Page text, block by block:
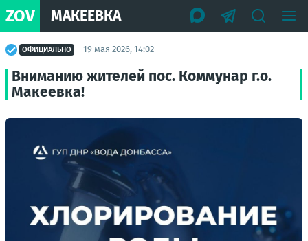
ZOV МАКЕЕВКА
ОФИЦИАЛЬНО 19 мая 2026, 14:02
Вниманию жителей пос. Коммунар г.о.
Макеевка!